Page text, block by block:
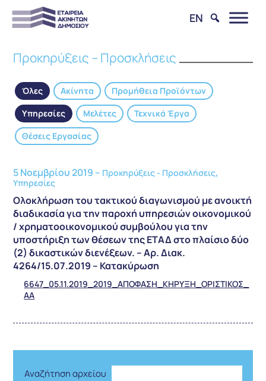
EN
Προκηρύξεις – Προσκλήσεις
Όλες Ακίνητα
Προμήθεια Προϊόντων
Υπηρεσίες
Μελέτες
Τεχνικά Έργα
Θέσεις Εργασίας
5 Νοεμβρίου 2019 – Προκηρύξεις - Προσκλήσεις,
Υπηρεσίες
Ολοκλήρωση του τακτικού διαγωνισμού με ανοικτή
διαδικασία για την παροχή υπηρεσιών οικονομικού
/ χρηματοοικονομικού συμβούλου για την
υποστήριξη των θέσεων της ΕΤΑΔ στο πλαίσιο δύο
(2) δικαστικών διενέξεων. – Αρ. Διακ.
4264/15.07.2019 – Κατακύρωση
6647_05.11.2019_2019_ΑΠΟΦΑΣΗ_ΚΗΡΥΞΗ_ΟΡΙΣΤΙΚΟΣ_
AA
Αναζήτηση αρχείου